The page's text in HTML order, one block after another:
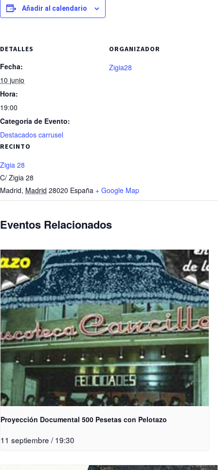
Añadir al calendario
DETALLES
Fecha:
10 junio
Hora:
19:00
Categoría de Evento:
Destacados carrusel
RECINTO
Zigia 28
C/ Zigia 28
Madrid, Madrid 28020 España + Google Map
ORGANIZADOR
Zigia28
Eventos Relacionados
Proyección Documental 500 Pesetas con Pelotazo
11 septiembre / 19:30